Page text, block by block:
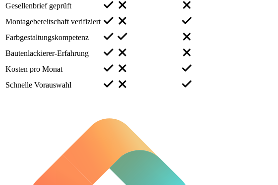
Gesellenbrief geprüft
Montagebereitschaft verifiziert
Farbgestaltungskompetenz
Bautenlackierer-Erfahrung
Kosten pro Monat
Schnelle Vorauswahl